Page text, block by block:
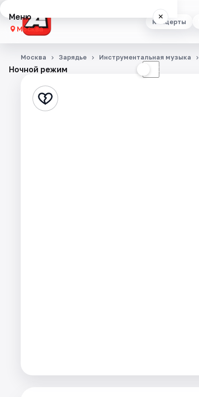
Концерты
Меню ×
Москва
Концерты
Стендап
Ночной режим ☾
Москва Зарядье Инструментальная музыка